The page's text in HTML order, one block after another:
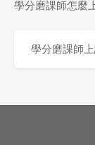
學分磨課師怎麼
學分磨課師